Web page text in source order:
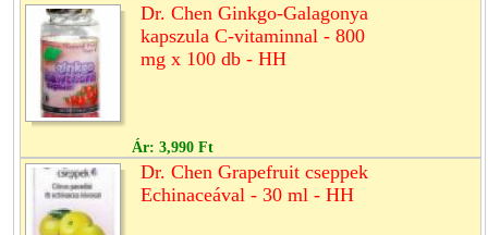
Dr. Chen Ginkgo-Galagonya
kapszula C-vitaminnal - 800
mg x 100 db - HH
Ár: 3,990 Ft
Dr. Chen Grapefruit cseppek
Echinaceával - 30 ml - HH